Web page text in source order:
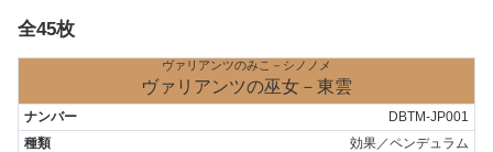
全45枚
ヴァリアンツのみこ－シノノメ
ヴァリアンツの巫女－東雲
DBTM-JP001
効果／ペンデュラム